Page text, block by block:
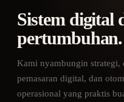
Sistem digital
pertumbuhan.
Kami nyambungin strategi,
pemasaran digital, dan
operasional yang praktis